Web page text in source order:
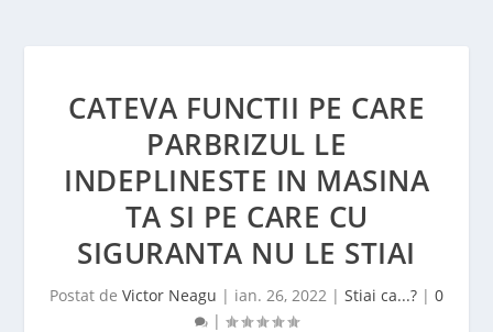
CATEVA FUNCTII PE CARE
PARBRIZUL LE
INDEPLINESTE IN MASINA
TA SI PE CARE CU
SIGURANTA NU LE STIAI
Postat de Victor Neagu | ian. 26, 2022 | Stiai ca...? | 0
|